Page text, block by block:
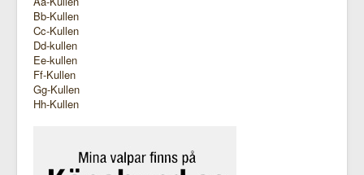
Bb-Kullen
Cc-Kullen
Dd-kullen
Ee-kullen
Ff-Kullen
Gg-Kullen
Hh-Kullen